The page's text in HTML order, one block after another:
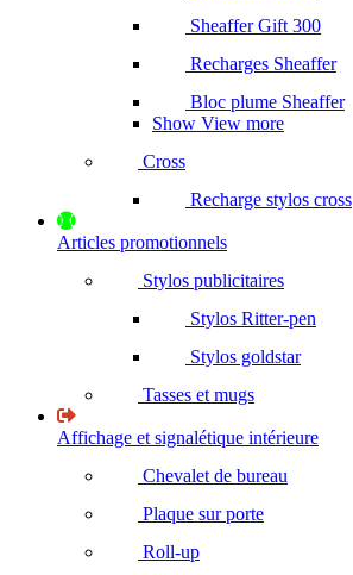
Sheaffer Gift 300
Recharges Sheaffer
Bloc plume Sheaffer
Show View more
Cross
Recharge stylos cross
Articles promotionnels
Stylos publicitaires
Stylos Ritter-pen
Stylos goldstar
Tasses et mugs
Affichage et signalétique intérieure
Chevalet de bureau
Plaque sur porte
Roll-up